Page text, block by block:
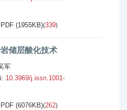
PDF (1955KB)(339)
储层酸化技术
军
10.3969/j.issn.1001-
PDF (6076KB)(262)